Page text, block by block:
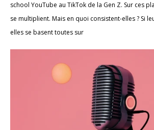
school YouTube au TikTok de la Gen Z. Sur ces
se multiplient. Mais en quoi consistent-elles ? Si
elles se basent toutes sur